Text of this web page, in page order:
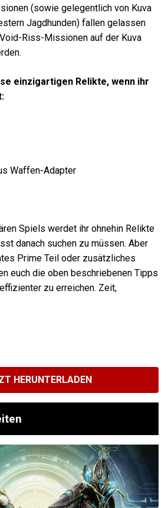
(sowie gelegentlich von Kuva
Jagdhunden) fallen gelassen
Riss-Missionen auf der Kuva
einzigartigen Relikte, wenn ihr
Waffen-Adapter
Spiels werdet ihr ohnehin Relikte
danach suchen zu müssen. Aber
Prime Teil oder zusätzliches
euch die oben beschriebenen Tipps
zu erreichen. Zeit,
HERUNTERLADEN